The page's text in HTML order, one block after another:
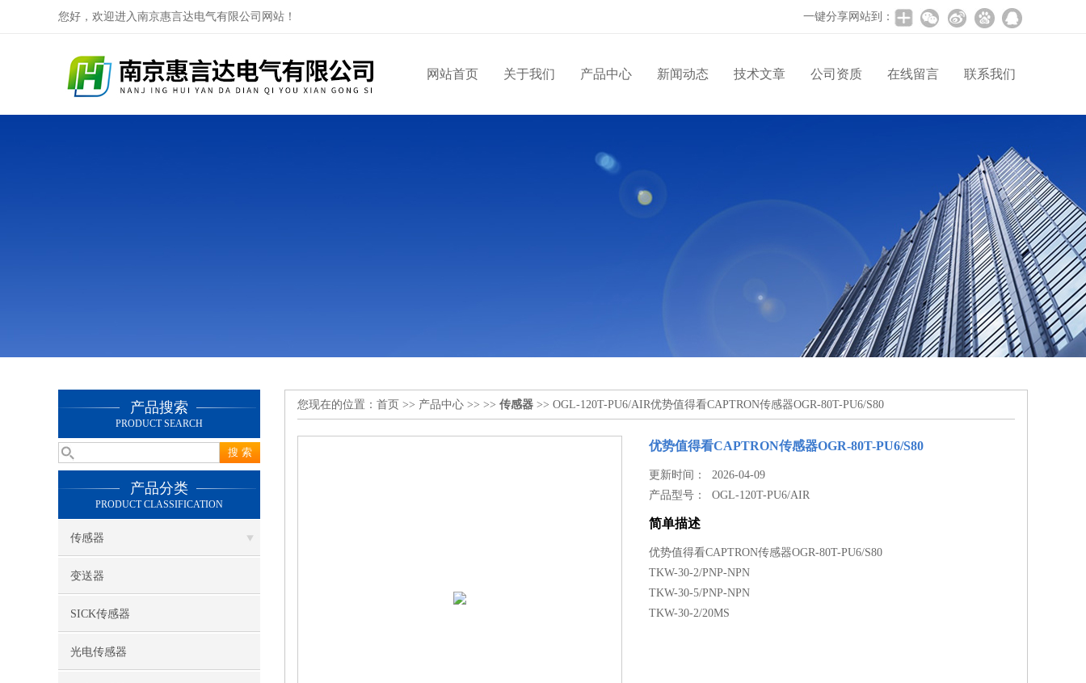
您好，欢迎进入南京惠言达电气有限公司网站！ 一键分享网站到：
网站首页 关于我们 产品中心 新闻动态 技术文章 公司资质 在线留言 联系我们
产品搜索
PRODUCT SEARCH
产品分类
PRODUCT CLASSIFICATION
传感器
变送器
SICK传感器
光电传感器
您现在的位置： 首页 >> 产品中心 >> >> 传感器 >> OGL-120T-PU6/AIR优势值得看CAPTRON传感器OGR-80T-PU6/S80
优势值得看CAPTRON传感器OGR-80T-PU6/S80
更新时间： 2026-04-09
产品型号：OGL-120T-PU6/AIR
简单描述
优势值得看CAPTRON传感器OGR-80T-PU6/S80
TKW-30-2/PNP-NPN
TKW-30-5/PNP-NPN
TKW-30-2/20MS